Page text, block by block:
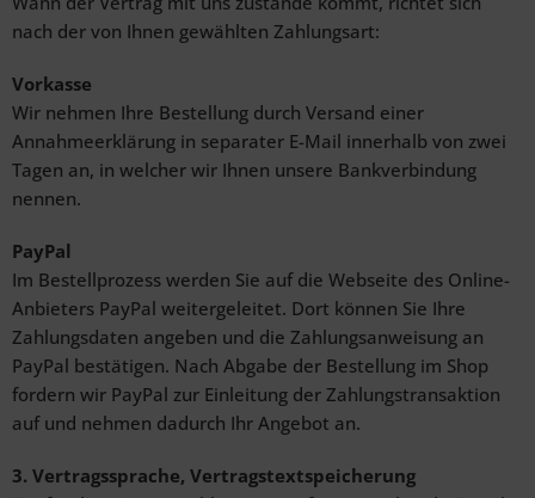
nach der von Ihnen gewählten Zahlungsart:
Vorkasse
Wir nehmen Ihre Bestellung durch Versand einer
Annahmeerklärung in separater E-Mail innerhalb von zwei
Tagen an, in welcher wir Ihnen unsere Bankverbindung
nennen.
PayPal
Im Bestellprozess werden Sie auf die Webseite des Online-
Anbieters PayPal weitergeleitet. Dort können Sie Ihre
Zahlungsdaten angeben und die Zahlungsanweisung an
PayPal bestätigen. Nach Abgabe der Bestellung im Shop
fordern wir PayPal zur Einleitung der Zahlungstransaktion
auf und nehmen dadurch Ihr Angebot an.
3. Vertragssprache, Vertragstextspeicherung